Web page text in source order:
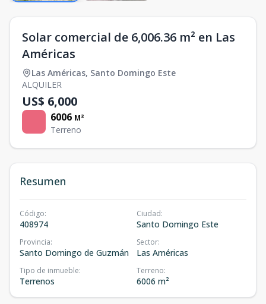
Solar comercial de 6,006.36 m² en Las
Américas
Las Américas, Santo Domingo Este
ALQUILER
US$ 6,000
6006 M²
Terreno
Resumen
Código:
408974
Ciudad:
Santo Domingo Este
Provincia:
Santo Domingo de Guzmán
Sector:
Las Américas
Tipo de inmueble:
Terrenos
Terreno:
6006 m²